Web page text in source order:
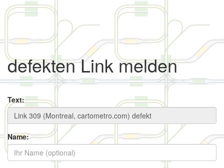
defekten Link melden
Text:
Name: